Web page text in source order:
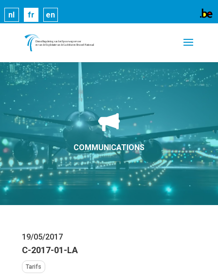
nl fr en
COMMUNICATIONS
19/05/2017
C-2017-01-LA
Tarifs
Les cookies nous permettent de vous proposer nos
services plus facilement. En utilisant nos services,
vous nous donnez expressément votre accord pour
exploiter ces cookies.